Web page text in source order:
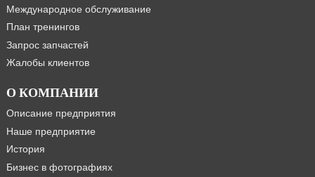
Международное обслуживание
План тренингов
Запрос запчастей
Жалобы клиентов
О КОМПАНИИ
Описание предприятия
Наше предприятие
История
Бизнес в фотографиях